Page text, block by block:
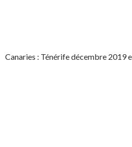
Canaries : Ténérife décembre 2019